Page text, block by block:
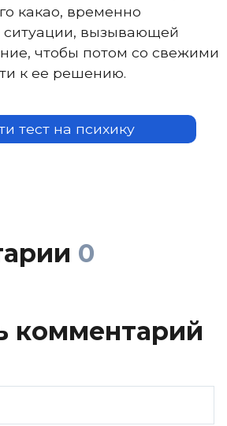
какао, временно
ситуации, вызывающей
чтобы потом со свежими
к ее решению.
тест на психику
0
комментарий